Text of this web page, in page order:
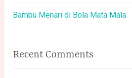
Bambu Menari di Bola Mata Mala
Recent Comments